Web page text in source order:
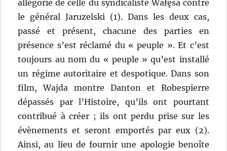
allégorie de celle du syndicaliste Wałęsa contre
le général Jaruzelski (1). Dans les deux cas,
passé et présent, chacune des parties en
présence s’est réclamé du « peuple ». Et c’est
toujours au nom du « peuple » qu’est installé
un régime autoritaire et despotique. Dans son
film, Wajda montre Danton et Robespierre
dépassés par l’Histoire, qu’ils ont pourtant
contribué à créer ; ils ont perdu prise sur les
évènements et seront emportés par eux (2).
Ainsi, au lieu de fournir une apologie benoîte